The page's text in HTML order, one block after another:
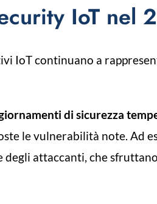
IoT nel
IoT continuano a
di sicurezza
le vulnerabilità note. Ad
attaccanti, che